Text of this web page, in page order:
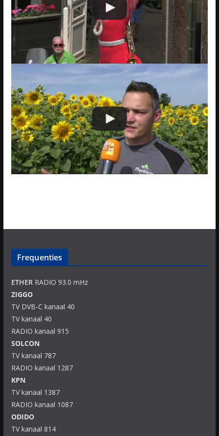
Frequenties
ETHERRADIO 93.0 mHz
ZIGGO
TV DVB-C kanaal 40
TV kanaal 40
RADIO kanaal 915
SOLCON
TV kanaal 787
RADIO kanaal 1287
KPN
TV kanaal 1387
RADIO kanaal 1087
ODIDO
TV kanaal 814